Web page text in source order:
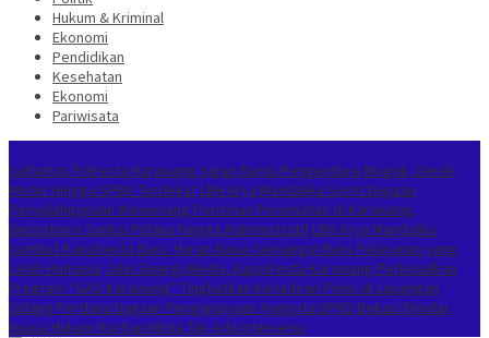
Hukum & Kriminal
Ekonomi
Pendidikan
Kesehatan
Ekonomi
Pariwisata
Satlantas Polresta Karawang Sigap Bantu Pengendara Mogok, Derek
Motor Hingga SPBU Terdekat LBH Arya Mandalika Sorot Dugaan
Penyalahgunaan Wewenang Perizinan Perumahan di Karawang,
Berpotensi Sanksi Pidana hingga Administratif LBH Arya Mandalika
Sambut Kapolresta Baru: Harap Bawa Semangat Baru Pelayanan yang
Lebih Humanis Jalin Sinergi Media, Kapolresta Karawang Perkenalkan
Program “GAS Karawang” Tingkatkan Kehadiran Polisi di Lapangan
Sidang Perdana Dugaan Penganiayaan Anggota DPRD Bekasi Digelar,
Kuasa Hukum Korban Minta Tak Ada Intervensi